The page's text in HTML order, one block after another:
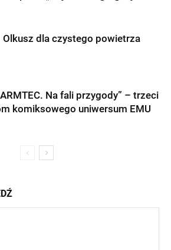
Olkusz dla czystego powietrza
Na fali przygody” – trzeci
komiksowego uniwersum EMU